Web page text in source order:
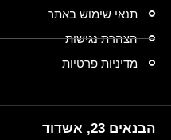
תנאי שימוש באתר
הצהרת נגישות
מדיניות פרטיות
הבנאים 23, אשדוד